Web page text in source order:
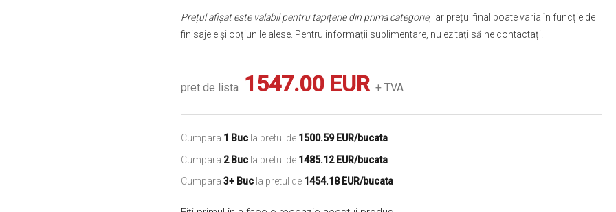
Prețul afișat este valabil pentru tapițerie din prima categorie, iar prețul final poate varia în funcție de
finisajele și opțiunile alese. Pentru informații suplimentare, nu ezitați să ne contactați.
pret de lista 1547.00 EUR+ TVA
Cumpara 1 Buc la pretul de 1500.59 EUR/bucata
Cumpara 2 Buc la pretul de 1485.12 EUR/bucata
Cumpara3+ Buc la pretul de 1454.18 EUR/bucata